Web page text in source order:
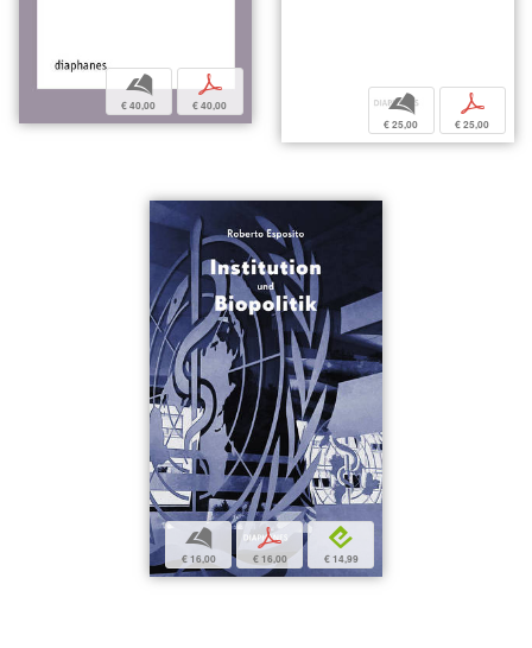
b
€ 40,00
p
€ 40,00 b
€ 25,00
p
€ 25,00
b
€ 16,00
p
€ 16,00
e
€ 14,99